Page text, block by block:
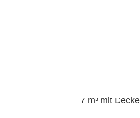
7 m³ mit Deckel